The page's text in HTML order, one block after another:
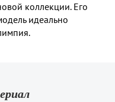
коллекции. Его
идеально